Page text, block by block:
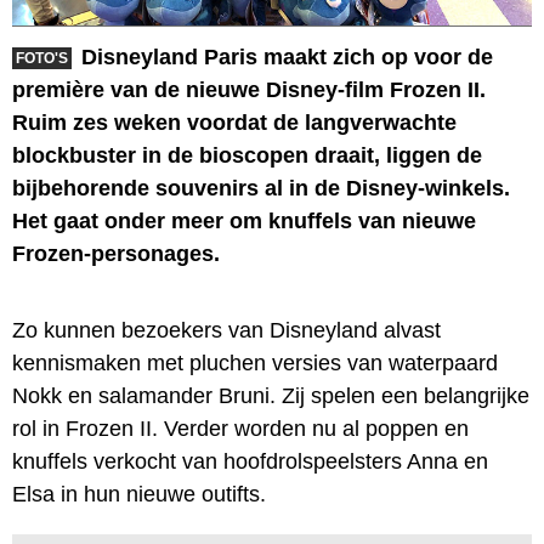
FOTO'S
Disneyland Paris maakt zich op voor de
première van de nieuwe Disney-film Frozen II.
Ruim zes weken voordat de langverwachte
blockbuster in de bioscopen draait, liggen de
bijbehorende souvenirs al in de Disney-winkels.
Het gaat onder meer om knuffels van nieuwe
Frozen-personages.
Zo kunnen bezoekers van Disneyland alvast
kennismaken met pluchen versies van waterpaard
Nokk en salamander Bruni. Zij spelen een belangrijke
rol in Frozen II. Verder worden nu al poppen en
knuffels verkocht van hoofdrolspeelsters Anna en
Elsa in hun nieuwe outifts.